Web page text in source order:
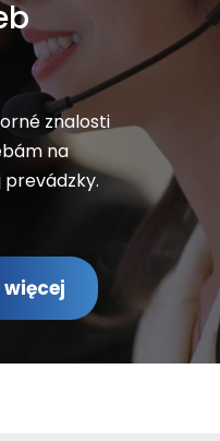
znalosti
na
więcej